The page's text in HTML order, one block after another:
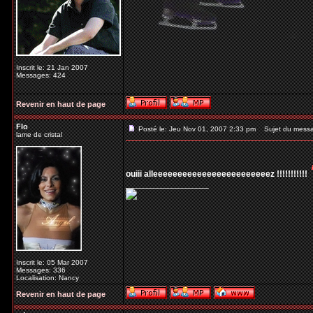
Inscrit le: 21 Jan 2007
Messages: 424
Revenir en haut de page
Flo
lame de cristal
Inscrit le: 05 Mar 2007
Messages: 336
Localisation: Nancy
Posté le: Jeu Nov 01, 2007 2:33 pm Sujet du
ouiii alleeeeeeeeeeeeeeeeeeeeeeeez !!!!!!!!!!!
_________________
Revenir en haut de page